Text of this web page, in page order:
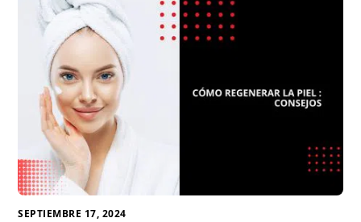
SEPTIEMBRE 17, 2024